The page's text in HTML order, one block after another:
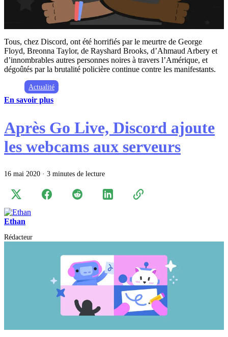
Tous, chez Discord, ont été horrifiés par le meurtre de George
Floyd, Breonna Taylor, de Rayshard Brooks, d’Ahmaud Arbery et
d’innombrables autres personnes noires à travers l’Amérique, et
dégoûtés par la brutalité policière continue contre les manifestants.
Actualité
En savoir plus
Après Go Live, Discord ajoute
les webcams aux serveurs
16 mai 2020 · 3 minutes de lecture
Ethan
Rédacteur